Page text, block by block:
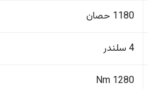
1180 حصان
4 سلندر
1280 Nm